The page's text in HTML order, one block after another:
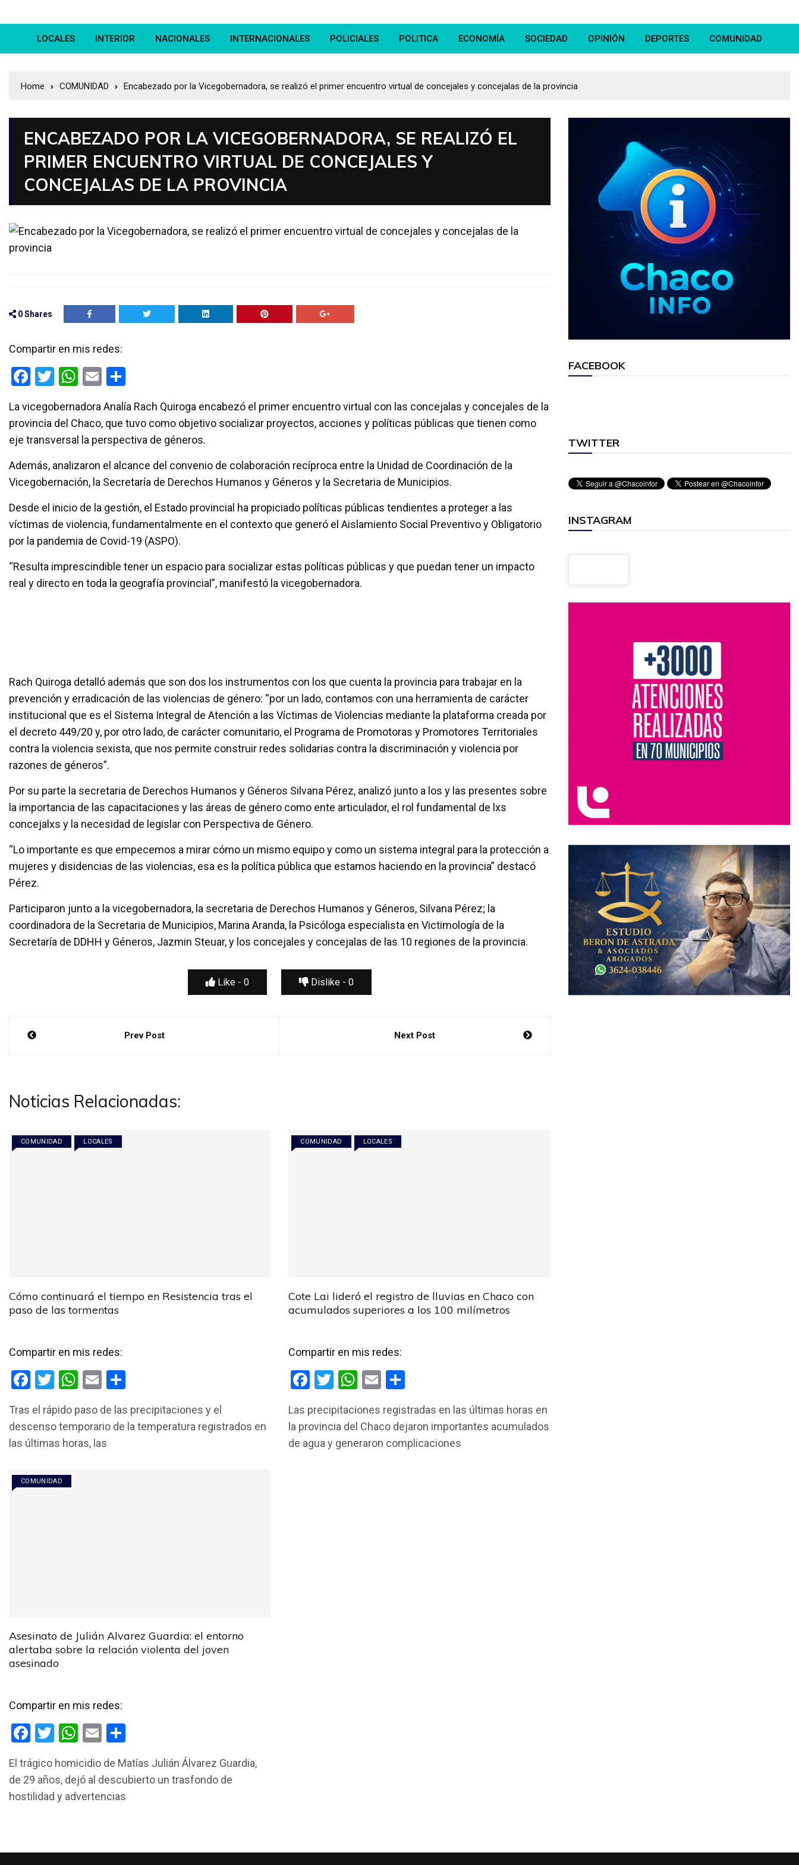
LOCALES INTERIOR NACIONALES INTERNACIONALES POLICIALES POLITICA ECONOMÍA SOCIEDAD OPINIÓN DEPORTES COMUNIDAD
Home COMUNIDAD Encabezado por la Vicegobernadora, se realizó el primer encuentro virtual de concejales y concejalas de la provincia
ENCABEZADO POR LA VICEGOBERNADORA, SE REALIZÓ EL
PRIMER ENCUENTRO VIRTUAL DE CONCEJALES Y
CONCEJALAS DE LA PROVINCIA
0Shares
Compartir en mis redes:
F
ce
b
o
k
T
tt
er
W
at
s
p
p
E
ail m
p
tir
La vicegobernadora Analía Rach Quiroga encabezó el primer encuentro virtual con las concejalas y concejales de la
provincia del Chaco, que tuvo como objetivo socializar proyectos, acciones y políticas públicas que tienen como
eje transversal la perspectiva de géneros.
Además, analizaron el alcance del convenio de colaboración recíproca entre la Unidad de Coordinación de la
Vicegobernación, la Secretaría de Derechos Humanos y Géneros y la Secretaria de Municipios.
Desde el inicio de la gestión, el Estado provincial ha propiciado políticas públicas tendientes a proteger a las
víctimas de violencia, fundamentalmente en el contexto que generó el Aislamiento Social Preventivo y Obligatorio
por la pandemia de Covid-19 (ASPO).
“Resulta imprescindible tener un espacio para socializar estas políticas públicas y que puedan tener un impacto
real y directo en toda la geografía provincial”, manifestó la vicegobernadora.
Rach Quiroga detalló además que son dos los instrumentos con los que cuenta la provincia para trabajar en la
prevención y erradicación de las violencias de género: “por un lado, contamos con una herramienta de carácter
institucional que es el Sistema Integral de Atención a las Víctimas de Violencias mediante la plataforma creada por
el decreto 449/20 y, por otro lado, de carácter comunitario, el Programa de Promotoras y Promotores Territoriales
contra la violencia sexista, que nos permite construir redes solidarias contra la discriminación y violencia por
razones de géneros”.
Por su parte la secretaria de Derechos Humanos y Géneros Silvana Pérez, analizó junto a los y las presentes sobre
la importancia de las capacitaciones y las áreas de género como ente articulador, el rol fundamental de lxs
concejalxs y la necesidad de legislar con Perspectiva de Género.
“Lo importante es que empecemos a mirar cómo un mismo equipo y como un sistema integral para la protección a
mujeres y disidencias de las violencias, esa es la política pública que estamos haciendo en la provincia” destacó
Pérez.
Participaron junto a la vicegobernadora, la secretaria de Derechos Humanos y Géneros, Silvana Pérez; la
coordinadora de la Secretaria de Municipios, Marina Aranda, la Psicóloga especialista en Victimología de la
Secretaría de DDHH y Géneros, Jazmin Steuar, y los concejales y concejalas de las 10 regiones de la provincia.
Like - 0 Dislike - 0
Navegación
Prev Post Next Post
Noticias Relacionadas:
COMUNIDAD LOCALES
Cómo continuará el tiempo en Resistencia tras el
paso de las tormentas
Compartir en mis redes:
F
ce
b
o
k
T
tt
er
W
at
s
A
E
ail m
p
Tras el rápido paso de las precipitaciones y el
descenso temporario de la temperatura registrados en
las últimas horas, las
COMUNIDAD LOCALES
Cote Lai lideró el registro de lluvias en Chaco con
acumulados superiores a los 100 milímetros
Compartir en mis redes:
F
ce
b
o
T
tt
er
W
at
s
E
ail m
p
ar
Las precipitaciones registradas en las últimas horas en
la provincia del Chaco dejaron importantes acumulados
de agua y generaron complicaciones
COMUNIDAD
Asesinato de Julián Alvarez Guardia: el entorno
alertaba sobre la relación violenta del joven
asesinado
Compartir en mis redes:
F
ce
b
k
T
tt
er
W
at
s
p
E
ail m
p
El trágico homicidio de Matías Julián Álvarez Guardia,
de 29 años, dejó al descubierto un trasfondo de
hostilidad y advertencias
FACEBOOK
TWITTER
INSTAGRAM